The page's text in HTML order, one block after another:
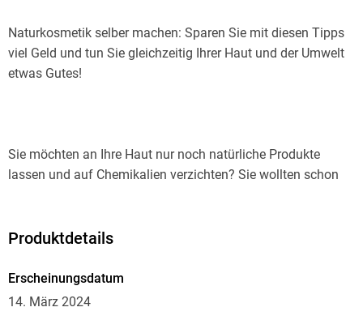
Naturkosmetik selber machen: Sparen Sie mit diesen Tipps
viel Geld und tun Sie gleichzeitig Ihrer Haut und der Umwelt
Sie möchten an Ihre Haut nur noch natürliche Produkte
lassen und auf Chemikalien verzichten? Sie wollten schon
Produktdetails
Erscheinungsdatum
14. März 2024